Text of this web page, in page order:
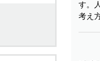
す。
考え